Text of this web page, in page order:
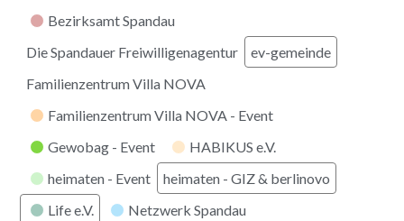
Bezirksamt Spandau
Die Spandauer Freiwilligenagentur
ev-gemeinde
Familienzentrum Villa NOVA
Familienzentrum Villa NOVA - Event
Gewobag - Event
HABIKUS e.V.
heimaten - Event
heimaten - GIZ & berlinovo
Life e.V.
Netzwerk Spandau